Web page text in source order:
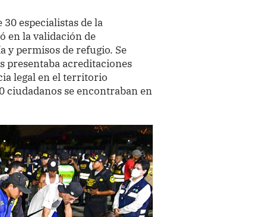
especialistas de la
en la validación de
y permisos de refugio. Se
presentaba acreditaciones
legal en el territorio
ciudadanos se encontraban en